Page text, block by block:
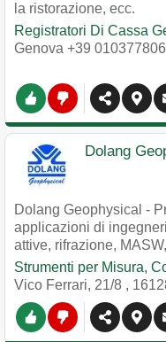
la ristorazione, ecc.
Registratori Di Cassa
Genova +39
Dolang
Dolang Geophysical -
applicazioni di
attive, rifrazione,
Strumenti per Misura,
Vico Ferrari, 21/8 ,